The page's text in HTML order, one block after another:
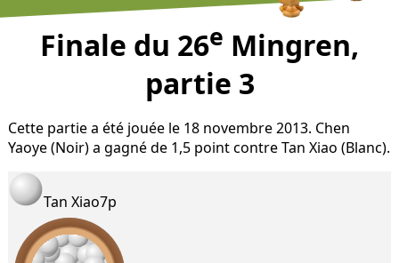
Finale du 26e Mingren,
partie 3
Cette partie a été jouée le 18 novembre 2013. Chen
Yaoye (Noir) a gagné de 1,5 point contre Tan Xiao (Blanc).
Tan Xiao7p